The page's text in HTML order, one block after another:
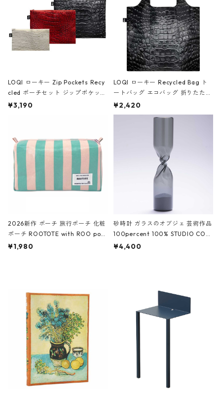
LOQI ローキー Zip Pockets Recy
cled ポーチセット ジップポケット
ファスナーポーチ 撥水加工 トラベ
ーガンディー、オフホワイト
¥3,190
LOQI ローキー Recycled Bag ト
ートバッグ エコバッグ 折りたたみ
大きめ 撥水加工 収納ポーチ CRO
CODILE/Black クロコダイル/ブラ
¥2,420
2026新作 ポーチ 旅行ポーチ 化粧
ポーチ ROOTOTE with ROO pou
ch 3532 ルートート WR.ポーチ.ラ
¥1,980
砂時計 ガラスのオブジェ 芸術作品
100percent 100% STUDIO COH
AKU Timeless 100パーセント ス
¥4,400